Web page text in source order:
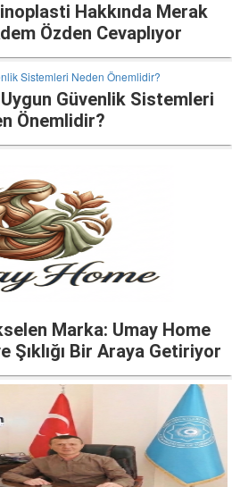
Hakkında Merak
Özden Cevaplıyor
Güvenlik Sistemleri
Önemlidir?
Marka: Umay Home
Şıklığı Bir Araya Getiriyor